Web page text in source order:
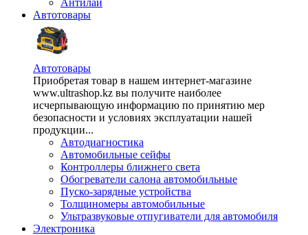
Антилай
Автотовары
Автотовары
Приобретая товар в нашем интернет-магазине
www.ultrashop.kz вы получите наиболее
исчерпывающую информацию по принятию мер
безопасности и условиях эксплуатации нашей
продукции...
Автодиагностика
Автомобильные сейфы
Контроллеры ближнего света
Обогреватели салона автомобильные
Пуско-зарядные устройства
Толщиномеры автомобильные
Ультразвуковые отпугиватели для автомобиля
Электроника